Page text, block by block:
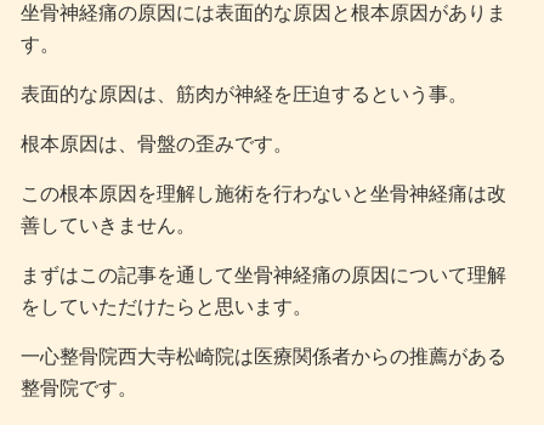
坐骨神経痛の原因には表面的な原因と根本原因がありま
す。
表面的な原因は、筋肉が神経を圧迫するという事。
根本原因は、骨盤の歪みです。
この根本原因を理解し施術を行わないと坐骨神経痛は改
善していきません。
まずはこの記事を通して坐骨神経痛の原因について理解
をしていただけたらと思います。
一心整骨院西大寺松崎院は医療関係者からの推薦がある
整骨院です。